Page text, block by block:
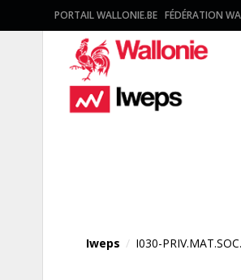
PORTAIL WALLONIE.BE FÉDÉRATION
Iweps / I030-